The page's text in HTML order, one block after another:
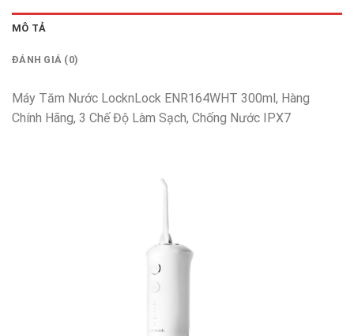
MÔ TẢ
ĐÁNH GIÁ (0)
Máy Tăm Nước LocknLock ENR164WHT 300ml, Hàng
Chính Hãng, 3 Chế Độ Làm Sạch, Chống Nước IPX7